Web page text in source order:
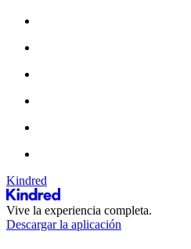
Kindred
Vive la experiencia completa.
Descargar la aplicación